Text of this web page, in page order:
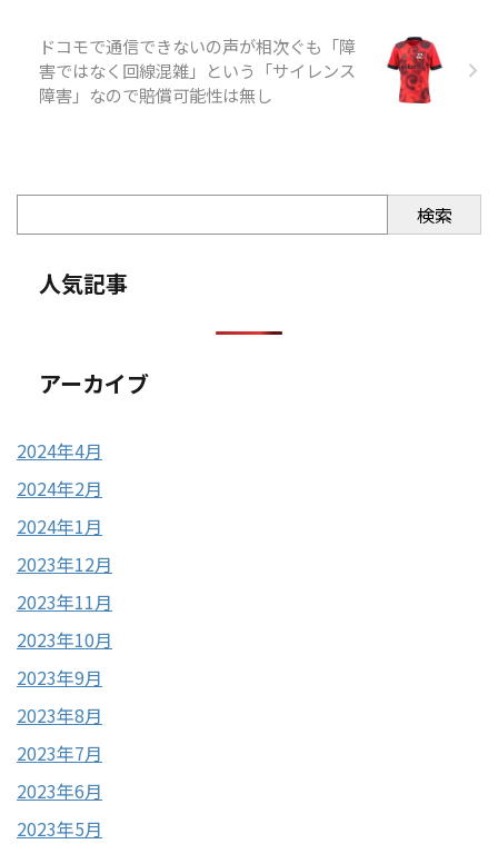
ドコモで通信できないの声が相次ぐも「障
害ではなく回線混雑」という「サイレンス
障害」なので賠償可能性は無し
検索
人気記事
アーカイブ
2024年4月
2024年2月
2024年1月
2023年12月
2023年11月
2023年10月
2023年9月
2023年8月
2023年7月
2023年6月
2023年5月